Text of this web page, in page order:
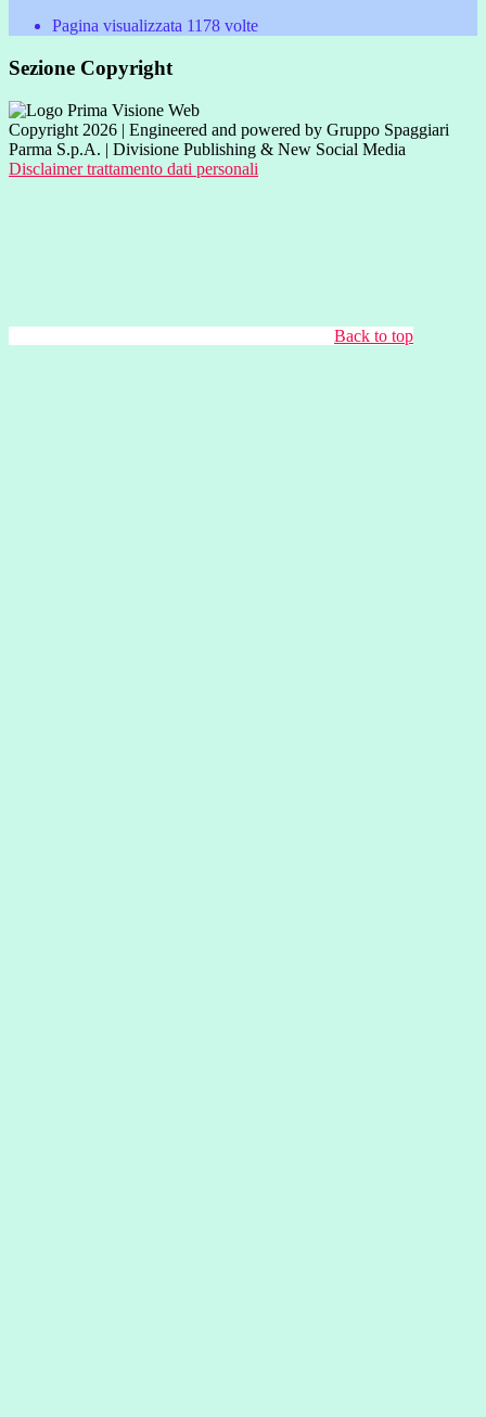
Pagina visualizzata 1178 volte
Sezione Copyright
Copyright 2026 | Engineered and powered by Gruppo Spaggiari
Parma S.p.A. | Divisione Publishing & New Social Media
Disclaimer trattamento dati personali
Back to top